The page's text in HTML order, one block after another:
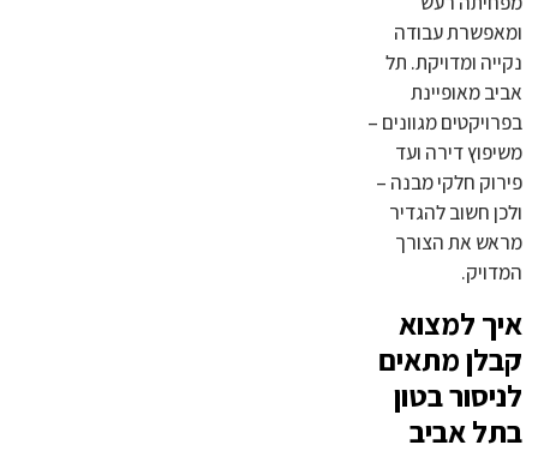
ומאפשרת עבודה
נקייה ומדויקת. תל
אביב מאופיינת
בפרויקטים מגוונים –
משיפוץ דירה ועד
פירוק חלקי מבנה –
ולכן חשוב להגדיר
מראש את הצורך
המדויק.
איך למצוא
קבלן מתאים
לניסור בטון
בתל אביב